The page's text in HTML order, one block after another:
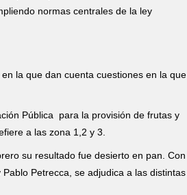
normas centrales de la ley
la que dan cuenta cuestiones en la que
Pública para la provisión de frutas y
a las zona 1,2 y 3.
su resultado fue desierto en pan. Con
Petrecca, se adjudica a las distintas